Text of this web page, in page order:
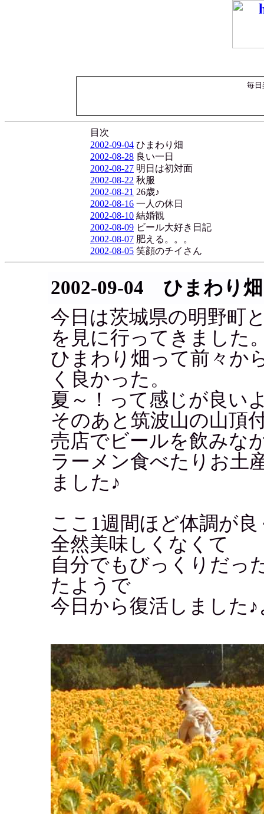
毎日
目次
2002-09-04 ひまわり畑
2002-08-28 良い一日
2002-08-27 明日は初対面
2002-08-22 秋服
2002-08-21 26歳♪
2002-08-16 一人の休日
2002-08-10 結婚観
2002-08-09 ビール大好き日記
2002-08-07 肥える。。。
2002-08-05 笑顔のチイさん
2002-09-04 ひまわり畑
今日は茨城県の明野町
を見に行ってきました
ひまわり畑って前々か
く良かった。
夏～！って感じが良い
そのあと筑波山の山頂
売店でビールを飲みな
ラーメン食べたりお土
ました♪
ここ1週間ほど体調が
全然美味しくなくて
自分でもびっくりだっ
たようで
今日から復活しました